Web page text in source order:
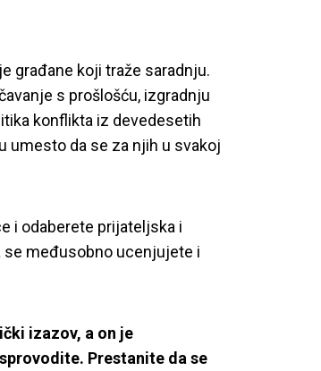
građane koji traže saradnju.
s prošlošću, izgradnju
konflikta iz devedesetih
umesto da se za njih u svakoj
i odaberete prijateljska i
se međusobno ucenjujete i
izazov, a on je
Prestanite da se